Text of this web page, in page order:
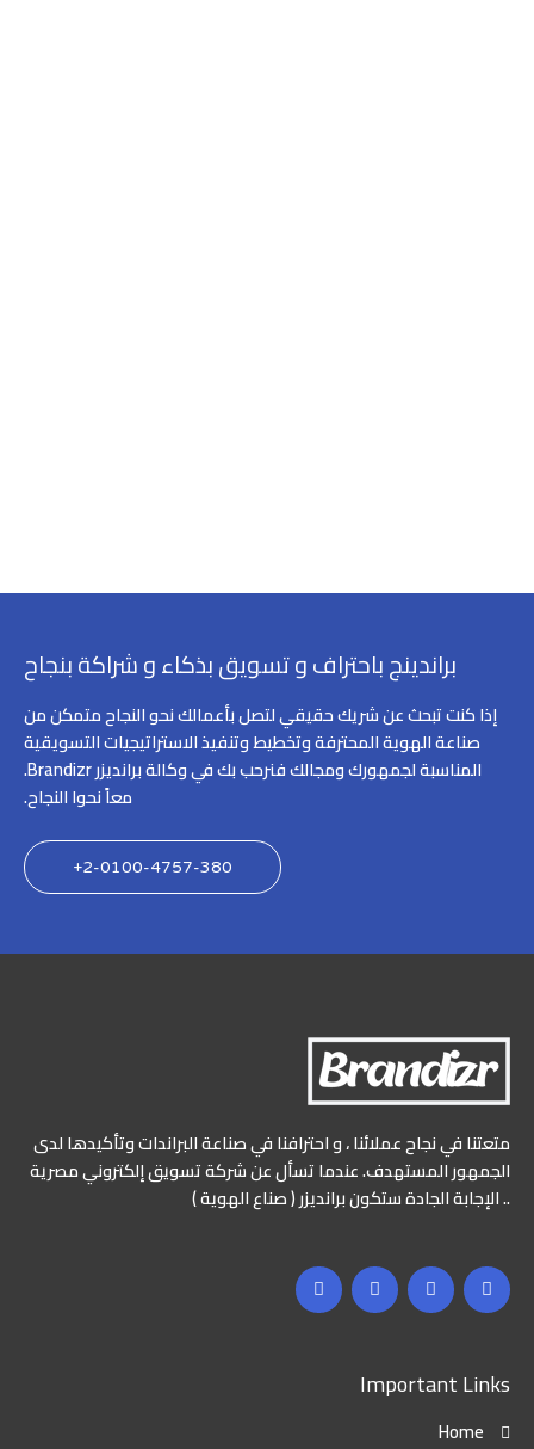
براندينج باحتراف و تسويق بذكاء و شراكة بنجاح
إذا كنت تبحث عن شريك حقيقي لتصل بأعمالك نحو النجاح متمكن من
صناعة الهوية المحترفة وتخطيط وتنفيذ الاستراتيجيات التسويقية
المناسبة لجمهورك ومجالك فنرحب بك في وكالة برانديزر Brandizr.
معاً نحوا النجاح.
2-0100-4757-380+
متعتنا في نجاح عملائنا ، و احترافنا في صناعة البراندات وتأكيدها لدى
الجمهور المستهدف. عندما تسأل عن شركة تسويق إلكتروني مصرية
.. الإجابة الجادة ستكون برانديزر ( صناع الهوية )
Important Links
Home